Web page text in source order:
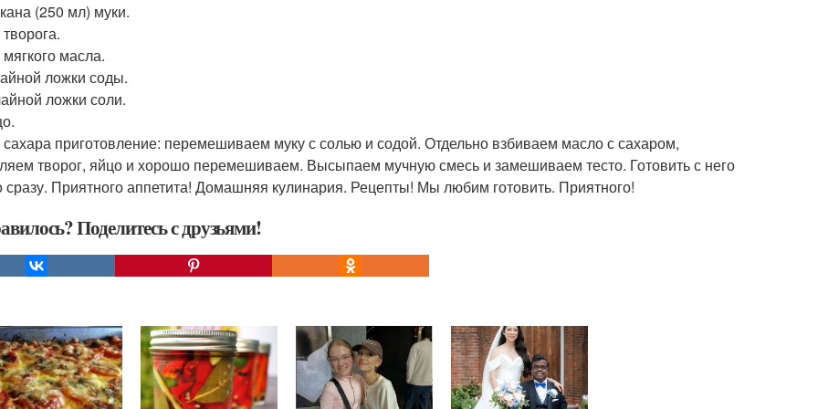
(250 мл) муки.
мягкого масла.
ложки соды.
ложки соли.
сахара приготовление: перемешиваем муку с солью и содой. Отдельно взбиваем масло с сахаром,
творог, яйцо и хорошо перемешиваем. Высыпаем мучную смесь и замешиваем тесто. Готовить с него
Приятного аппетита! Домашняя кулинария. Рецепты! Мы любим готовить. Приятного!
Поделитесь с друзьями!